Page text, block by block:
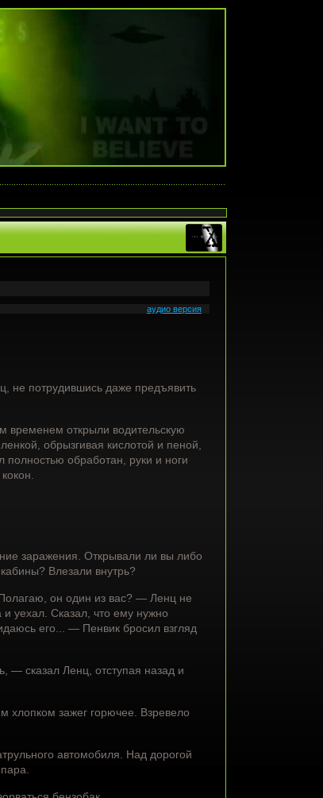
аудио версия
не потрудившись даже предъявить
временем открыли водительскую
обрызгивая кислотой и пеной,
полностью обработан, руки и ноги
заражения. Открывали ли вы либо
Влезали внутрь?
он один из вас? — Ленц не
уехал. Сказал, что ему нужно
его... — Пенвик бросил взгляд
— сказал Ленц, отступая назад и
хлопком зажег горючее. Взревело
автомобиля. Над дорогой